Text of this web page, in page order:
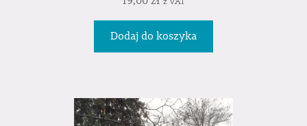
Dodaj do koszyka